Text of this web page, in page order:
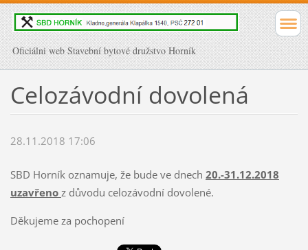
Oficiálni web Stavební bytové družstvo Horník
Celozávodní dovolená
28.11.2018 17:06
SBD Horník oznamuje, že bude ve dnech 20.-31.12.2018
uzavřeno z důvodu celozávodní dovolené.
Děkujeme za pochopení